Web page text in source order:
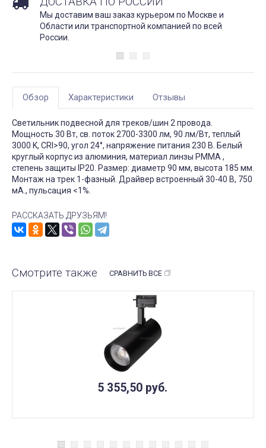
Мы доставим ваш заказ курьером по Москве и
Области или транспортной компанией по всей
России.
Обзор Характеристики Отзывы
Светильник подвесной для треков/шин 2 провода.
Мощность 30 Вт, св. поток 2700-3300 лм, 90 лм/Вт, теплый
3000 K, CRI>90, угол 24°, напряжение питания 230 В. Белый
круглый корпус из алюминия, материал линзы PMMA ,
степень защиты IP20. Размер: диаметр 90 мм, высота 185 мм.
Монтаж на трек 1-фазный. Драйвер встроенный 30-40 В, 750
мА., пульсация <1%.
РАССКАЗАТЬ ДРУЗЬЯМ!
Смотрите также СРАВНИТЬ ВСЕ
5 355,50 руб.